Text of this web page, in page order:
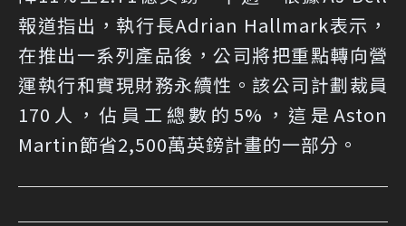
報道指出，執行長Adrian Hallmark表示，
在推出一系列產品後，公司將把重點轉向營
運執行和實現財務永續性。該公司計劃裁員
170人，佔員工總數的5%，這是Aston
Martin節省2,500萬英鎊計畫的一部分。